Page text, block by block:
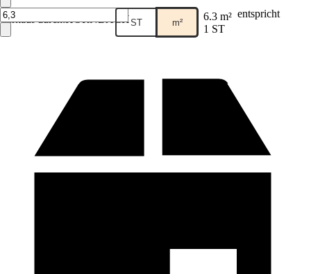
Verkauf durch:HORNBACHST m² 6.3 m² entspricht
1 ST